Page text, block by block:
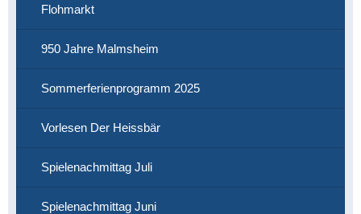
Flohmarkt
950 Jahre Malmsheim
Sommerferienprogramm 2025
Vorlesen Der Heissbär
Spielenachmittag Juli
Spielenachmittag Juni